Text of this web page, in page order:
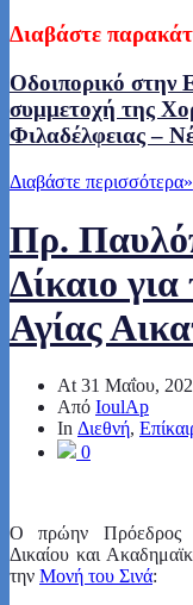
Διαβάστε
Οδοιπορικό στην
συμμετοχή της
Φιλαδέλφειας –
Διαβάστε περισσότερα»
Πρ.
Δίκαιο
Αγίας
At 31 Μαΐου,
Από IoulAp
In Διεθνή,
0
Ο πρώην Πρόεδρος
Δικαίου και
την Μονή του Σινά: